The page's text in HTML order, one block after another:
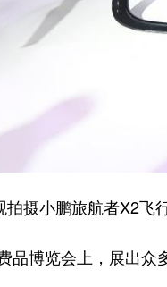
小鹏旅航者X2飞行
博览会上，展出众